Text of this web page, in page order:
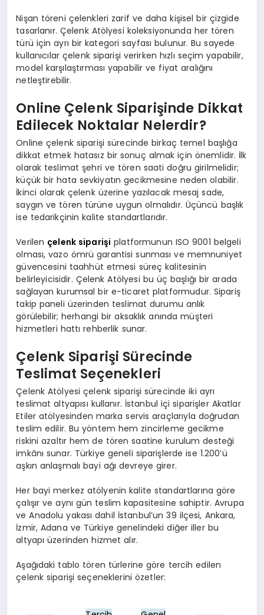
Nişan töreni çelenkleri zarif ve daha kişisel bir çizgide
tasarlanır. Çelenk Atölyesi koleksiyonunda her tören
türü için ayrı bir kategori sayfası bulunur. Bu sayede
kullanıcılar çelenk siparişi verirken hızlı seçim yapabilir,
model karşılaştırması yapabilir ve fiyat aralığını
netleştirebilir.
Online Çelenk Siparişinde Dikkat
Edilecek Noktalar Nelerdir?
Online çelenk siparişi sürecinde birkaç temel başlığa
dikkat etmek hatasız bir sonuç almak için önemlidir. İlk
olarak teslimat şehri ve tören saati doğru girilmelidir;
küçük bir hata sevkiyatın gecikmesine neden olabilir.
İkinci olarak çelenk üzerine yazılacak mesaj sade,
saygın ve tören türüne uygun olmalıdır. Üçüncü başlık
ise tedarikçinin kalite standartlarıdır.
Verilen çelenk siparişi platformunun ISO 9001 belgeli
olması, vazo ömrü garantisi sunması ve memnuniyet
güvencesini taahhüt etmesi süreç kalitesinin
belirleyicisidir. Çelenk Atölyesi bu üç başlığı bir arada
sağlayan kurumsal bir e-ticaret platformudur. Sipariş
takip paneli üzerinden teslimat durumu anlık
görülebilir; herhangi bir aksaklık anında müşteri
hizmetleri hattı rehberlik sunar.
Çelenk Siparişi Sürecinde
Teslimat Seçenekleri
Çelenk Atölyesi çelenk siparişi sürecinde iki ayrı
teslimat altyapısı kullanır. İstanbul içi siparişler Akatlar
Etiler atölyesinden marka servis araçlarıyla doğrudan
teslim edilir. Bu yöntem hem zincirleme gecikme
riskini azaltır hem de tören saatine kurulum desteği
imkânı sunar. Türkiye geneli siparişlerde ise 1.200’ü
aşkın anlaşmalı bayi ağı devreye girer.
Her bayi merkez atölyenin kalite standartlarına göre
çalışır ve aynı gün teslim kapasitesine sahiptir. Avrupa
ve Anadolu yakası dahil İstanbul’un 39 ilçesi, Ankara,
İzmir, Adana ve Türkiye genelindeki diğer iller bu
altyapı üzerinden hizmet alır.
Aşağıdaki tablo tören türlerine göre tercih edilen
çelenk siparişi seçeneklerini özetler: